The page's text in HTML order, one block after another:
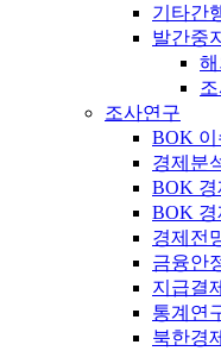
기타간
발간중
조사연구
BOK 이
경제분
BOK 경
BOK
경제전
금융안
지급결
통계연
북한경